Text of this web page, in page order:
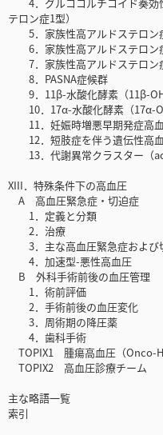
テロン症1型）
5．家族性高アルドステロン
6．家族性高アルドステロン
7．家族性高アルドステロン
8．PASNA症候群
9．11β-水酸化酵素（11β-
10．17α-水酸化酵素（17α-
11．妊娠時増悪早期発症高
12．短肢症を伴う遺伝性高
13．代謝異常クラスター（
XIII．特殊条件下の高血圧
A 高血圧緊急症・切迫症
1．定義と分類
2．治療
3．主な高血圧緊急症および
4．加速型-悪性高血圧
B 外科手術前後の血圧管理
1．術前評価
2．手術前後の血圧変化
3．周術期の降圧薬
4．歯科手術
TOPIX1 腫瘍高血圧（Onco-
TOPIX2 高血圧診療チーム
主な略語一覧
索引